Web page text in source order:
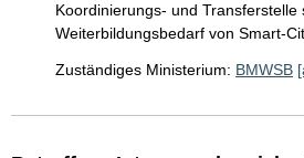
Koordinierungs- und Transferstelle
Weiterbildungsbedarf von Smart-
Zuständiges Ministerium: BMWSB